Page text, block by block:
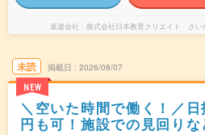
派遣会社 株式会社日本教育クリエイト さ
未読
NEW
掲載日 2026/08/07
＼空いた時間で働く！／
円も可！施設での見回りな